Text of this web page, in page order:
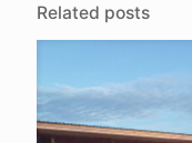
Related posts